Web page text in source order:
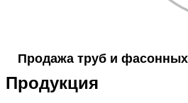
Продажа труб и
Продукция